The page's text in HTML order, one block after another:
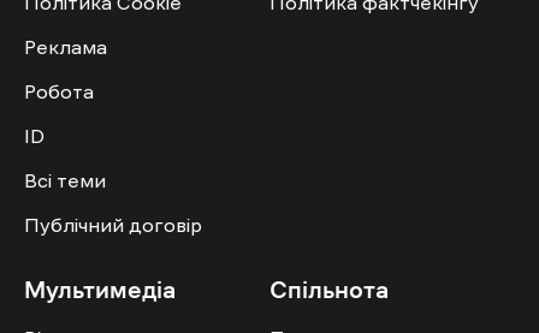
Реклама
Робота
ID
Всі теми
Публічний договір
Мультимедіа Спільнота